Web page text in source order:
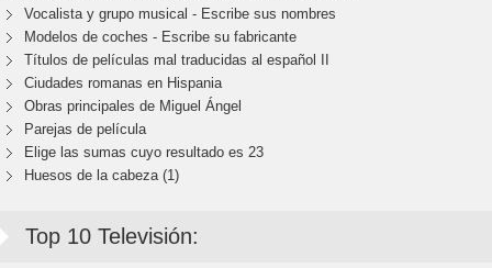
Vocalista y grupo musical - Escribe sus nombres
Modelos de coches - Escribe su fabricante
Títulos de películas mal traducidas al español II
Ciudades romanas en Hispania
Obras principales de Miguel Ángel
Parejas de película
Elige las sumas cuyo resultado es 23
Huesos de la cabeza (1)
Top 10 Televisión: